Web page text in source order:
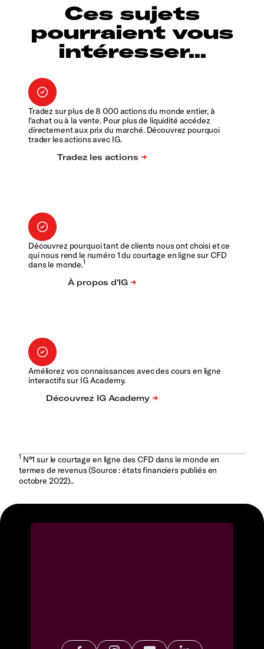
Ces sujets
pourraient vous
intéresser...
Tradez sur plus de 8 000 actions du monde entier, à
l'achat ou à la vente. Pour plus de liquidité accédez
directement aux prix du marché. Découvrez pourquoi
trader les actions avec IG.
Découvrez pourquoi tant de clients nous ont choisi et ce
qui nous rend le numéro 1 du courtage en ligne sur CFD
dans le monde.1
Améliorez vos connaissances avec des cours en ligne
interactifs sur IG Academy.
1N°1 sur le courtage en ligne des CFD dans le monde en
termes de revenus (Source : états financiers publiés en
octobre 2022)..